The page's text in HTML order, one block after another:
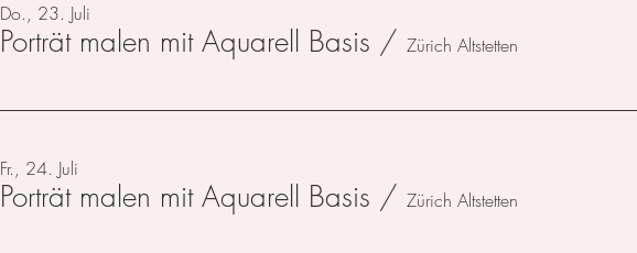
Do., 23. Juli
Porträt malen mit Aquarell Basis / Zürich Altstetten
Fr., 24. Juli
Porträt malen mit Aquarell Basis / Zürich Altstetten